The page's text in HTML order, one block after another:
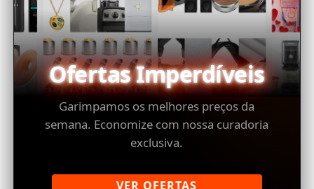
Ofertas Imperdíveis
Garimpamos os melhores preços da
semana. Economize com nossa curadoria
exclusiva.
VER OFERTAS